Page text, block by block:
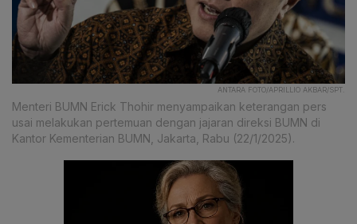
ANTARA FOTO/APRILLIO AKBAR/SPT.
Menteri BUMN Erick Thohir menyampaikan keterangan pers
usai melakukan pertemuan dengan jajaran direksi BUMN di
Kantor Kementerian BUMN, Jakarta, Rabu (22/1/2025).